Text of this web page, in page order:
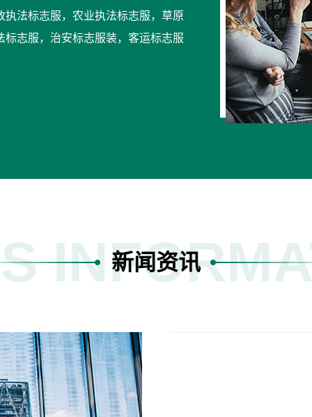
法标志服，农业执法标志服，草原
志服，治安标志服装，客运标志服
新闻资讯